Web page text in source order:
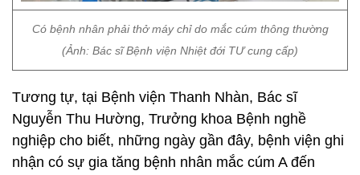
Có bệnh nhân phải thở máy chỉ do mắc cúm thông thường
(Ảnh: Bác sĩ Bệnh viện Nhiệt đới TƯ cung cấp)
Tương tự, tại Bệnh viện Thanh Nhàn, Bác sĩ
Nguyễn Thu Hường, Trưởng khoa Bệnh nghề
nghiệp cho biết, những ngày gần đây, bệnh viện ghi
nhận có sự gia tăng bệnh nhân mắc cúm A đến